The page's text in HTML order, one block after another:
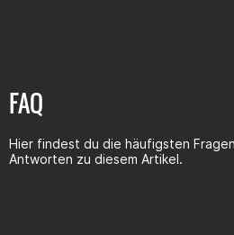
FAQ
Hier findest du die häufigsten
Antworten zu diesem Artikel.